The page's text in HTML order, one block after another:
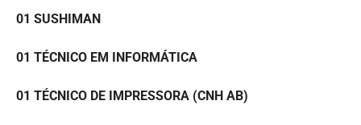
01 SUSHIMAN
01 TÉCNICO EM INFORMÁTICA
01 TÉCNICO DE IMPRESSORA (CNH AB)